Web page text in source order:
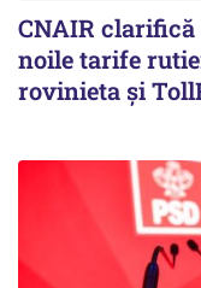
CNAIR clarifică
noile tarife
rovinieta și